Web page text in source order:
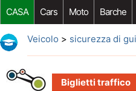
CASA Cars Moto Barche
Riparazione Auto Acquisto Auto
Veicolo > sicurezza di
Biglietti traffico